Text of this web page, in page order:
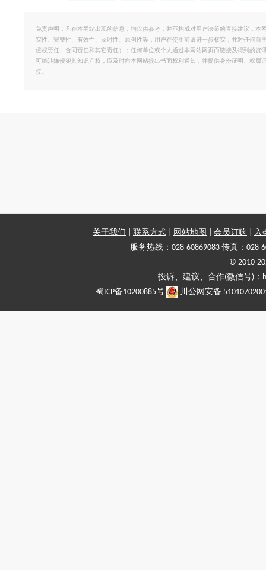
免责声明：凡在本网站出现的信息，均仅供参考，并不构成对用户决策的直接建议，
实性、完整性、有效性、及时性、原创性等，用户在使用前请进一步核实，并对任何
侵权责任、合同责任和其它责任）；任何单位或个人通过本网站网页而链接及得到的
可能涉嫌侵犯其知识产权，应及时向本网站提出书面权利通知，并提供身份证明、权
接。
关于我们 联系方式 网站地图 会员订购
入
服务热线：028-60869083 传真：028-
© 2010-
投诉、建议、合作(微信号)
蜀ICP备10200885号
川公网安备